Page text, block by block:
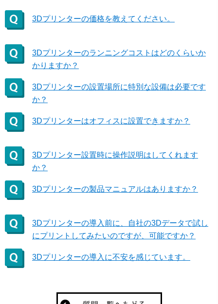
3Dプリンターの価格を教えてください。
3Dプリンターのランニングコストはどのくらいか
かりますか？
3Dプリンターの設置場所に特別な設備は必要です
か？
3Dプリンターはオフィスに設置できますか？
3Dプリンター設置時に操作説明はしてくれます
か？
3Dプリンターの製品マニュアルはありますか？
3Dプリンターの導入前に、自社の3Dデータで試し
にプリントしてみたいのですが、可能ですか？
3Dプリンターの導入に不安を感じています。